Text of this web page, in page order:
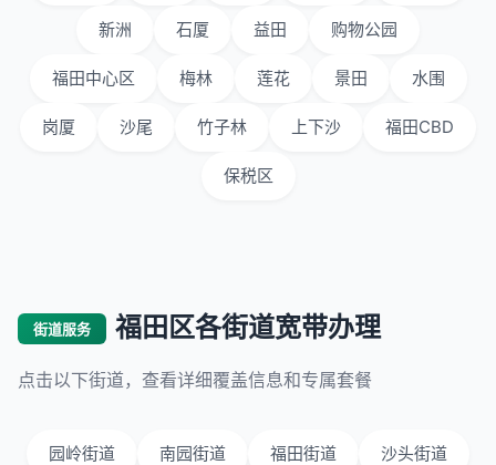
新洲 石厦 益田 购物公园
福田中心区 梅林 莲花 景田 水围
岗厦 沙尾 竹子林 上下沙 福田CBD
保税区
街道服务 福田区各街道宽带办理
点击以下街道，查看详细覆盖信息和专属套餐
园岭街道 南园街道 福田街道 沙头街道